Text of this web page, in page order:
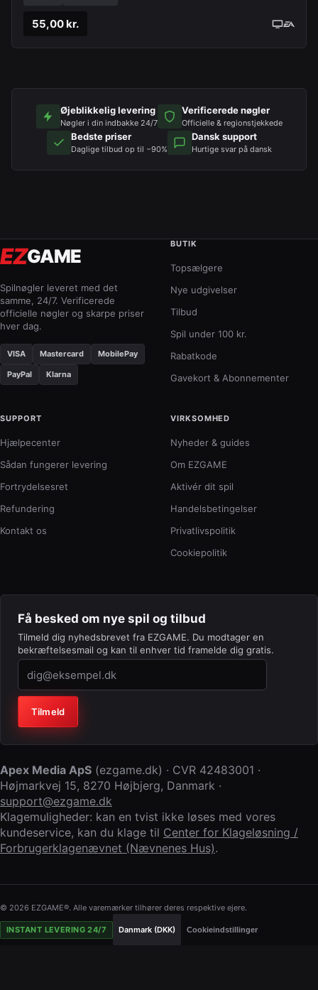
55,00 kr.
Øjeblikkelig levering
Nøgler i din indbakke 24/7
Verificerede nøgler
Officielle & regionstjekkede
Bedste priser
Daglige tilbud op til −90%
Dansk support
Hurtige svar på dansk
EZGAME
Spilnøgler leveret med det
samme, 24/7. Verificerede
officielle nøgler og skarpe priser
hver dag.
VISA Mastercard MobilePay
PayPal Klarna
BUTIK
Topsælgere
Nye udgivelser
Tilbud
Spil under 100 kr.
Rabatkode
Gavekort & Abonnementer
SUPPORT
Hjælpecenter
Sådan fungerer levering
Fortrydelsesret
Refundering
Kontakt os
VIRKSOMHED
Nyheder & guides
Om EZGAME
Aktivér dit spil
Handelsbetingelser
Privatlivspolitik
Cookiepolitik
Få besked om nye spil og tilbud
Tilmeld dig nyhedsbrevet fra EZGAME. Du modtager en
bekræftelsesmail og kan til enhver tid framelde dig gratis.
Virksomhed (lad feltet stå tomt)
Tilmeld
Apex Media ApS (ezgame.dk) · CVR 42483001 ·
Højmarkvej 15, 8270 Højbjerg, Danmark ·
support@ezgame.dk
Klagemuligheder: kan en tvist ikke løses med vores
kundeservice, kan du klage til Center for Klageløsning /
Forbrugerklagenævnet (Nævnenes Hus).
© 2026 EZGAME®. Alle varemærker tilhører deres respektive ejere.
INSTANT LEVERING 24/7 Danmark (DKK) Cookieindstillinger